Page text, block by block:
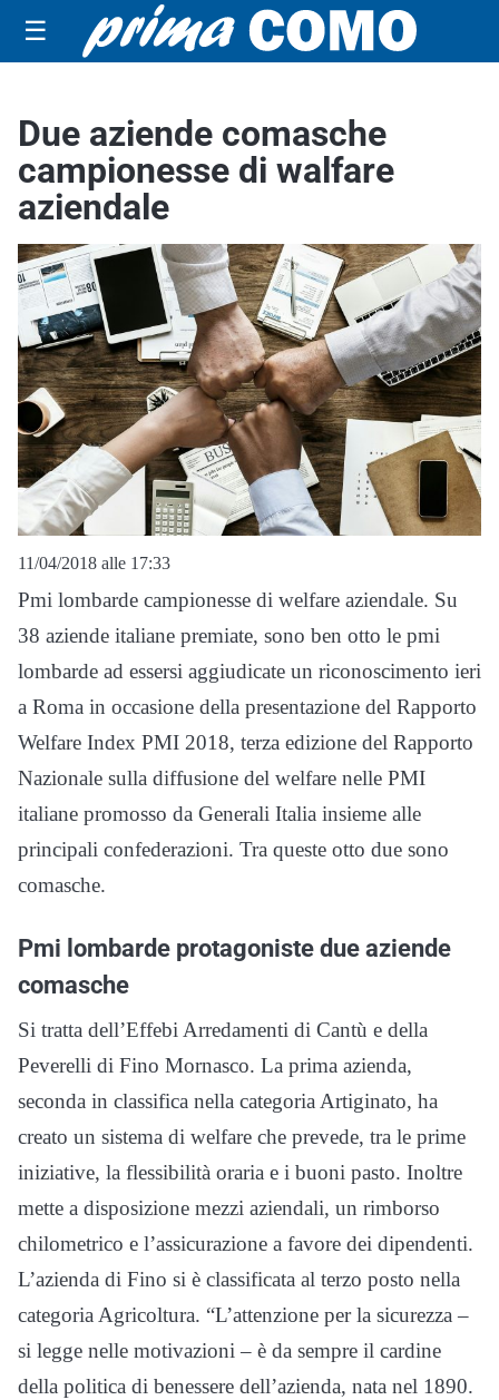
☰
Due aziende comasche
campionesse di walfare
aziendale
11/04/2018 alle 17:33
Pmi lombarde campionesse di welfare aziendale. Su
38 aziende italiane premiate, sono ben otto le pmi
lombarde ad essersi aggiudicate un riconoscimento ieri
a Roma in occasione della presentazione del Rapporto
Welfare Index PMI 2018, terza edizione del Rapporto
Nazionale sulla diffusione del welfare nelle PMI
italiane promosso da Generali Italia insieme alle
principali confederazioni. Tra queste otto due sono
comasche.
Pmi lombarde protagoniste due aziende
comasche
Si tratta dell’Effebi Arredamenti di Cantù e della
Peverelli di Fino Mornasco. La prima azienda,
seconda in classifica nella categoria Artiginato, ha
creato un sistema di welfare che prevede, tra le prime
iniziative, la flessibilità oraria e i buoni pasto. Inoltre
mette a disposizione mezzi aziendali, un rimborso
chilometrico e l’assicurazione a favore dei dipendenti.
L’azienda di Fino si è classificata al terzo posto nella
categoria Agricoltura. “L’attenzione per la sicurezza –
si legge nelle motivazioni – è da sempre il cardine
della politica di benessere dell’azienda, nata nel 1890.